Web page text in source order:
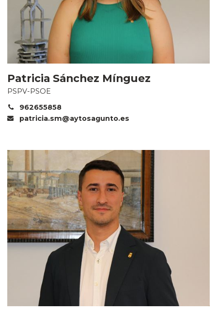
Patricia Sánchez Mínguez
PSPV-PSOE
962655858
patricia.sm@aytosagunto.es